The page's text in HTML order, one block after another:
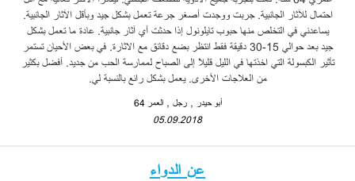
احتمال للآثار الجانبية. جربت ووجدت أصغر جرعة تعمل بشكل جيد وبأقل الآثار الجانبية.
يساعدني في التخلص منها حبوب تايلونول إذا حدثت أي آثار جانبية. عادة ما تعمل بشكل
جيد بعد حوالي 15-30 دقيقة فقط انتظر بضع دقائق مع الاثارة. في بعض الأحيان تستمر
تأثير الكبسولة التي اخذتها في الليل قليلاً إلى الصباح لممارسة الحب من جديد. أفضل بكثير
من العلاجات الأخرى. يعمل بشكل رائع بالنسبة لي.
أبو حيدر رجل
العمر 64
05.09.2018
عن الدواء